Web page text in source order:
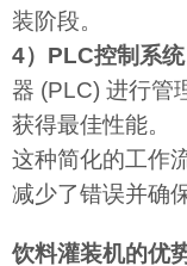
装阶段。
4）PLC控制系统
器 (PLC) 进行管
获得最佳性能。
这种简化的工作
减少了错误并确
饮料灌装机的优